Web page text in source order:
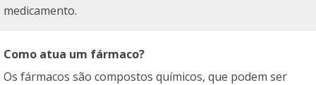
medicamento.
Como atua um fármaco?
Os fármacos são compostos químicos, que podem ser